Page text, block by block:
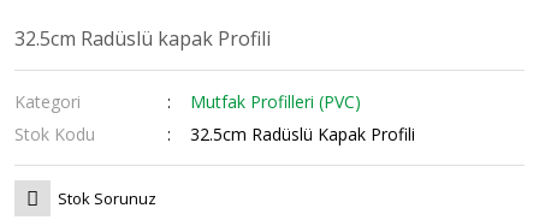
32.5cm Radüslü kapak Profili
Kategori
Mutfak Profilleri (PVC)
Stok Kodu
32.5cm Radüslü Kapak Profili
Stok Sorunuz